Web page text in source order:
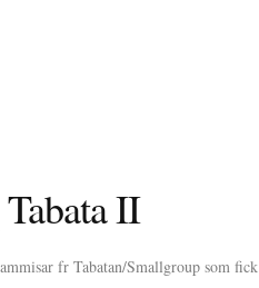
II
fr Tabatan/Smallgroup som fick